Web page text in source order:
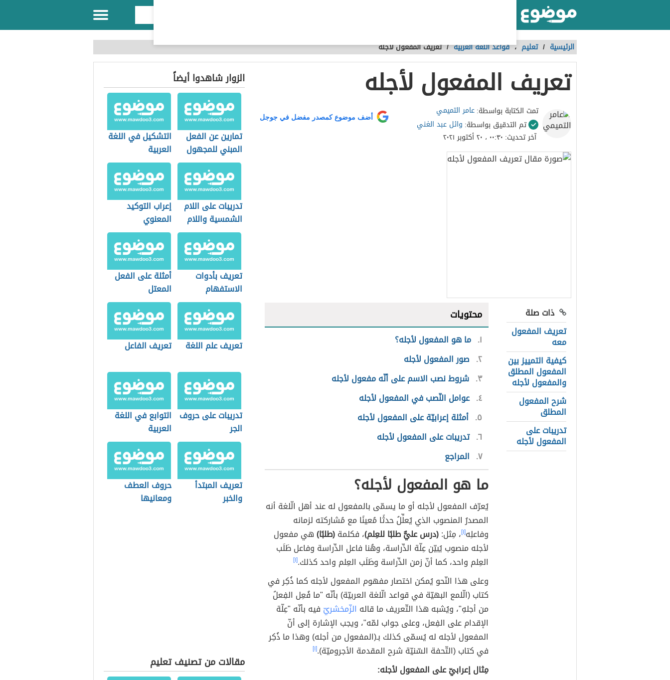
تعريف المفعول لأجله
تمت الكتابة بواسطة:عامر التميمي
ذات صلة
تعريف المفعول
معه
كيفية التمييز بين
المفعول المطلق
والمفعول لأجله
شرح المفعول
محتويات
١
ما هو المفعول لأجله؟
٢
صور المفعول لأجله
٣ شروط نصب الاسم على أنّه مفعول لأجله
٤ عوامل النّصب في المفعول لأجله
٥ أمثلة إعرابيّة على المفعول لأجله
٦ تدريبات على المفعول لأجله
٧
المراجع
ما هو المفعول لأجله؟
يُعرّف المفعول لأجله أو ما يسمّى بالمفعول له عند أهل الّلغة أنه
المصدرُ المنصوب الذي يُعلِّلُ حدثًا مُعينًا مع مُشاركته لزمانه
وفاعلِه[١] ، مِثل:(درس عليٌّ طلبًا للعِلم)، فكلمة(طلبًا)هي مفعول
لأجله منصوب يُبيّن عِلّة الدِّراسة، وهُنا فاعل الدِّراسة وفاعل طَلَب
العِلم واحد، كما أنّ زمن الدِّراسة وطَلَب العِلم واحد كذلك.[١]
وعلى هذا النّحو يُمكن اختصار مفهوم المفعول لأجله كما ذُكِر في
كتاب (الّلمع البهيّة في قواعد الّلغة العربيّة) بأنّه "ما فُعِل الفِعلُ
من أجلهِ"، ويُشبه هذا التّعريف ما قاله
الزوار شاهدوا أيضاً
تمارين عن الفعل
المبني للمجهول
ونائب الفاعل
التشكيل في اللغة
العربية
تدريبات على اللام
الشمسية واللام
القمرية
إعراب التوكيد
المعنوي
تعريف بأدوات
الاستفهام
أمثلة على الفعل
المعتل
تعريف علم اللغة تعريف الفاعل
تدريبات على حروف
الجر
التوابع في اللغة
العربية